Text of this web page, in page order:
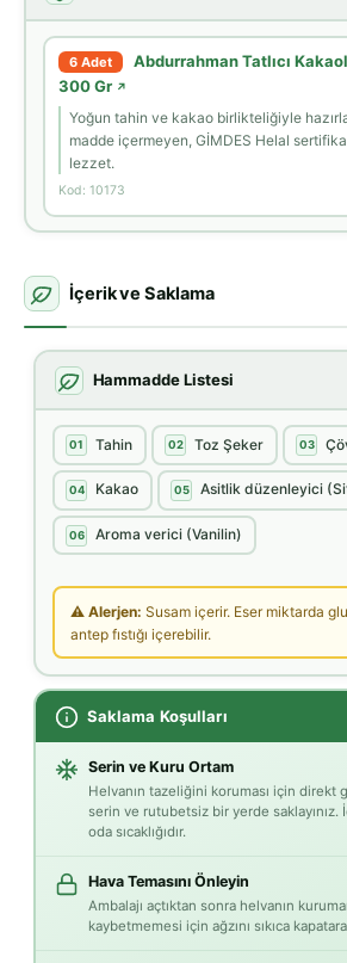
6 Adet
Abdurrahman Tatlıcı
300 Gr ↗
Yoğun tahin ve kakao birlikteliğiyle
madde içermeyen, GİMDES Helal
lezzet.
Kod: 10173
İçerik ve Saklama
Hammadde Listesi
01 Tahin 02 Toz Şeker 03
04 Kakao 05 Asitlik düzenleyici
06 Aroma verici (Vanilin)
⚠ Alerjen: Susam içerir. Eser miktarda
antep fıstığı içerebilir.
Saklama Koşulları
Serin ve Kuru Ortam
Helvanın tazeliğini koruması için direkt
serin ve rutubetsiz bir yerde saklayınız.
oda sıcaklığıdır.
Hava Temasını Önleyin
Ambalajı açtıktan sonra helvanın
kaybetmemesi için ağzını sıkıca